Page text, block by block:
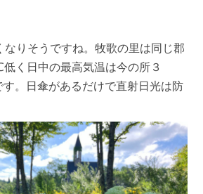
なりそうですね。牧歌の里は同じ郡
く日中の最高気温は今の所３
。日傘があるだけで直射日光は防